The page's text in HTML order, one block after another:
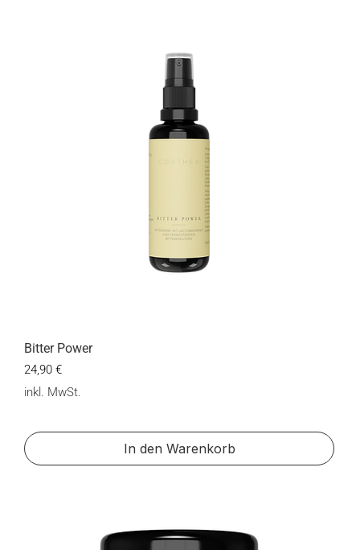
Bitter Power
Preis
24,90 €
inkl. MwSt.
In den Warenkorb